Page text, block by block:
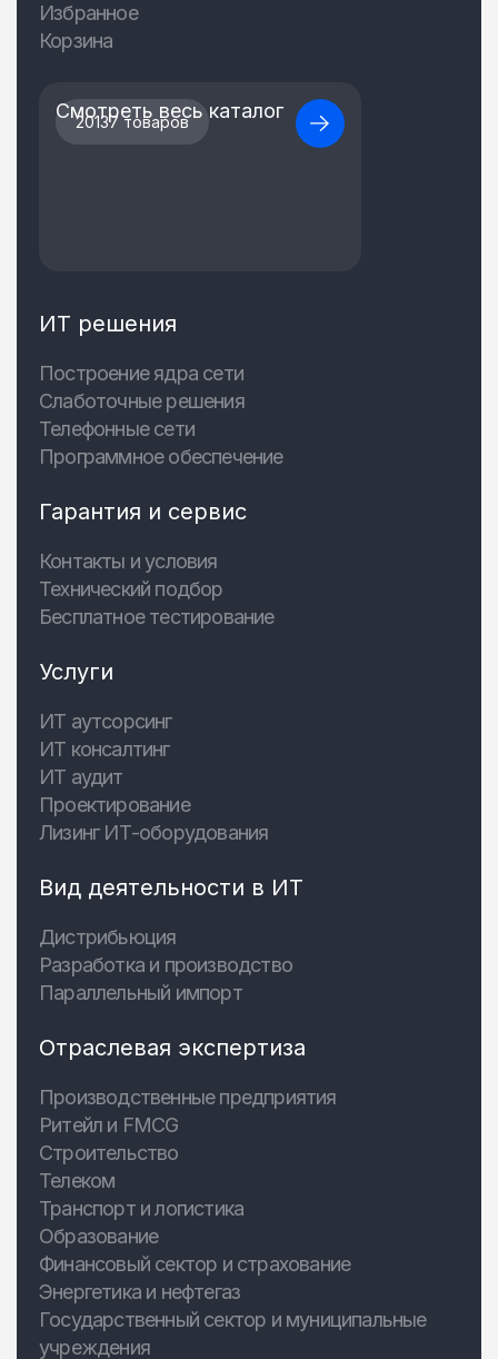
Избранное
Корзина
20137 товаров
Смотреть весь каталог
ИТ решения
Построение ядра сети
Слаботочные решения
Телефонные сети
Программное обеспечение
Гарантия и сервис
Контакты и условия
Технический подбор
Бесплатное тестирование
Услуги
ИТ аутсорсинг
ИТ консалтинг
ИТ аудит
Проектирование
Лизинг ИТ-оборудования
Вид деятельности в ИТ
Дистрибьюция
Разработка и производство
Параллельный импорт
Отраслевая экспертиза
Производственные предприятия
Ритейл и FMCG
Строительство
Телеком
Транспорт и логистика
Образование
Финансовый сектор и страхование
Энергетика и нефтегаз
Государственный сектор и муниципальные
учреждения